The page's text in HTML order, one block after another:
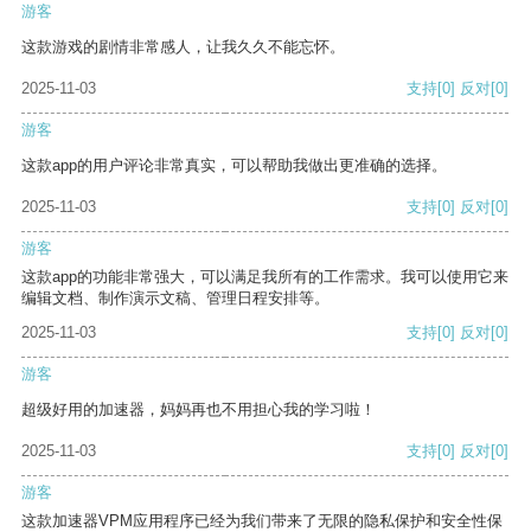
游客
这款游戏的剧情非常感人，让我久久不能忘怀。
2025-11-03 支持[0] 反对[0]
游客
这款app的用户评论非常真实，可以帮助我做出更准确的选择。
2025-11-03 支持[0] 反对[0]
游客
这款app的功能非常强大，可以满足我所有的工作需求。我可以使用它来
编辑文档、制作演示文稿、管理日程安排等。
2025-11-03
支持[0] 反对[0]
游客
超级好用的加速器，妈妈再也不用担心我的学习啦！
2025-11-03 支持[0] 反对[0]
游客
这款加速器VPM应用程序已经为我们带来了无限的隐私保护和安全性保